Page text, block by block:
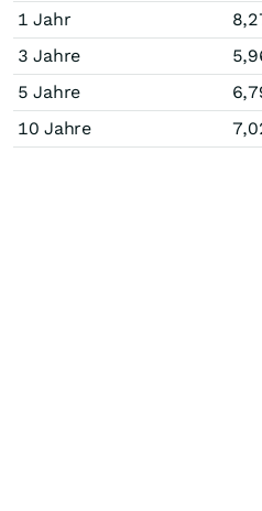
1 Jahr
3 Jahre
5 Jahre
10 Jahre